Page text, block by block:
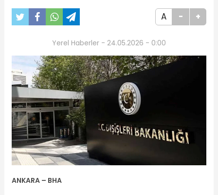
A - +
Yerel Haberler - 24.05.2026 - 0:00
ANKARA – BHA